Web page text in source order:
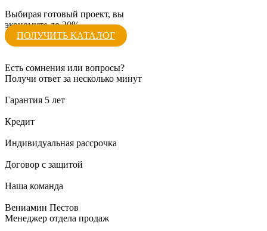
Выбирая готовый проект, вы
экономите до 20%
ПОЛУЧИТЬ КАТАЛОГ
Есть сомнения или вопросы?
Получи ответ за несколько минут
Гарантия 5 лет
Кредит
Индивидуальная рассрочка
Договор с защитой
Наша команда
Вениамин Пестов
Менеджер отдела продаж